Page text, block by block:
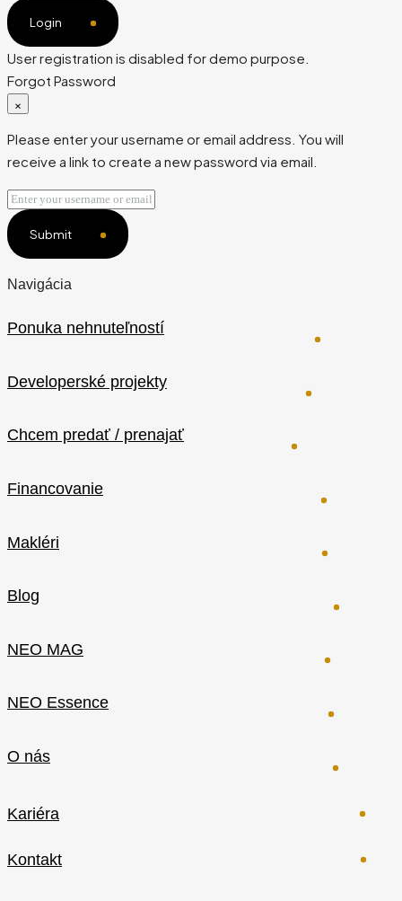
Login
User registration is disabled for demo purpose.
Forgot Password
×
Please enter your username or email address. You will
receive a link to create a new password via email.
Submit
Navigácia
Ponuka nehnuteľností
Developerské projekty
Chcem predať / prenajať
Financovanie
Makléri
Blog
NEO MAG
NEO Essence
O nás
Kariéra
Kontakt